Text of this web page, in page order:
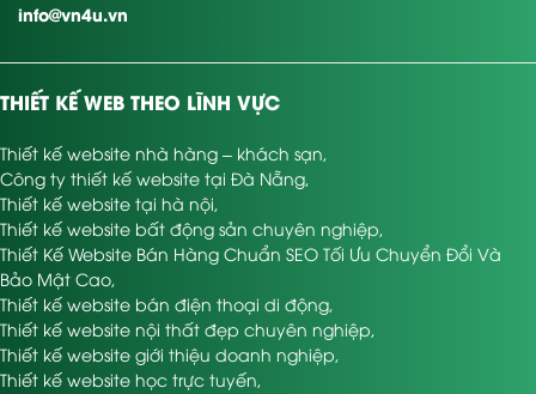
info@vn4u.vn
THIẾT KẾ WEB THEO LĨNH VỰC
Thiết kế website nhà hàng – khách sạn,
Công ty thiết kế website tại Đà Nẵng,
Thiết kế website tại hà nội,
Thiết kế website bất động sản chuyên nghiệp,
Thiết Kế Website Bán Hàng Chuẩn SEO Tối Ưu Chuyển Đổi Và
Bảo Mật Cao,
Thiết kế website bán điện thoại di động,
Thiết kế website nội thất đẹp chuyên nghiệp,
Thiết kế website giới thiệu doanh nghiệp,
Thiết kế website học trực tuyến,